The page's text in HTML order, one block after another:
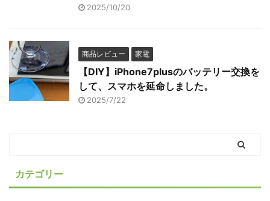
2025/10/20
商品レビュー 家電
【DIY】iPhone7plusのバッテリー交換を
して、スマホを延命しました。
2025/7/22
カテゴリー